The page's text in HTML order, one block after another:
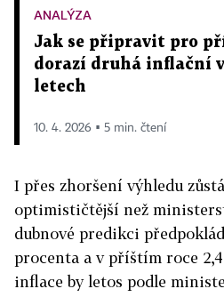
ANALÝZA
Jak se připravit pro
dorazí druhá inflační
letech
10. 4. 2026 ▪ 5 min. čtení
I přes zhoršení výhledu
optimističtější než
dubnové predikci
procenta a v příštím roce
inflace by letos podle